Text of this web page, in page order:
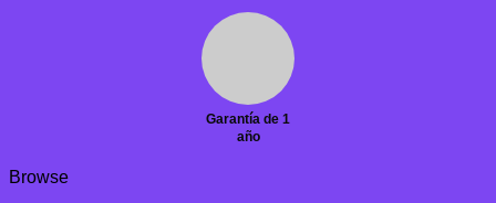
Garantía de 1
año
Browse